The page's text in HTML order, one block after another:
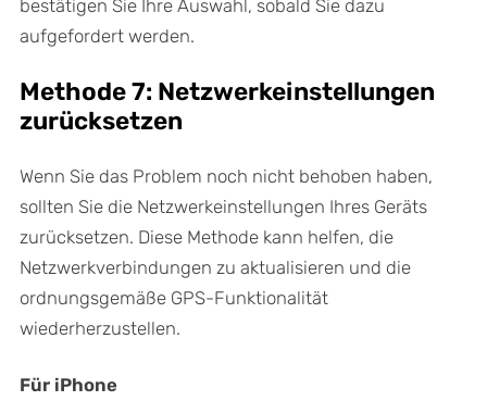
bestätigen Sie Ihre Auswahl, sobald Sie dazu
aufgefordert werden.
Methode 7: Netzwerkeinstellungen
zurücksetzen
Wenn Sie das Problem noch nicht behoben haben,
sollten Sie die Netzwerkeinstellungen Ihres Geräts
zurücksetzen. Diese Methode kann helfen, die
Netzwerkverbindungen zu aktualisieren und die
ordnungsgemäße GPS-Funktionalität
wiederherzustellen.
Für iPhone